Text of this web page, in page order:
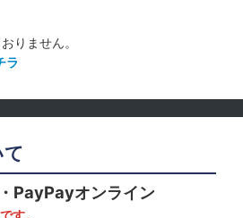
りません。
ラ
PayPayオンライン
す。